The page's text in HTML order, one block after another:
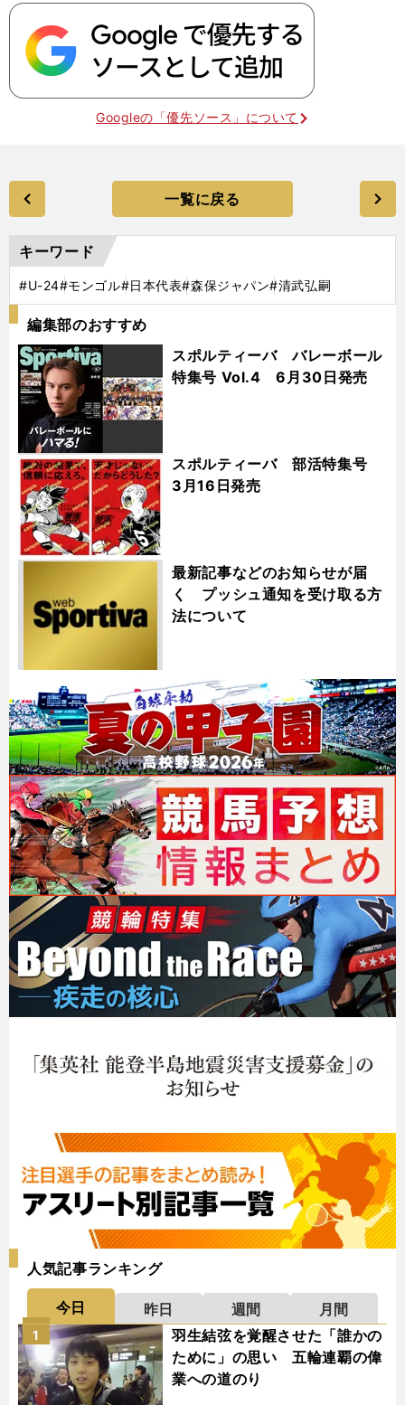
Googleの「優先ソース」について
一覧に戻る
キーワード
#U-24#モンゴル#日本代表#森保ジャパン#清武弘嗣
編集部のおすすめ
スポルティーバ バレーボール
特集号 Vol.4 6月30日発売
スポルティーバ 部活特集号
3月16日発売
最新記事などのお知らせが届
く プッシュ通知を受け取る方
法について
人気記事ランキング
今日 昨日 週間
月間
羽生結弦を覚醒させた「誰かの
ために」の思い 五輪連覇の偉
業への道のり
1